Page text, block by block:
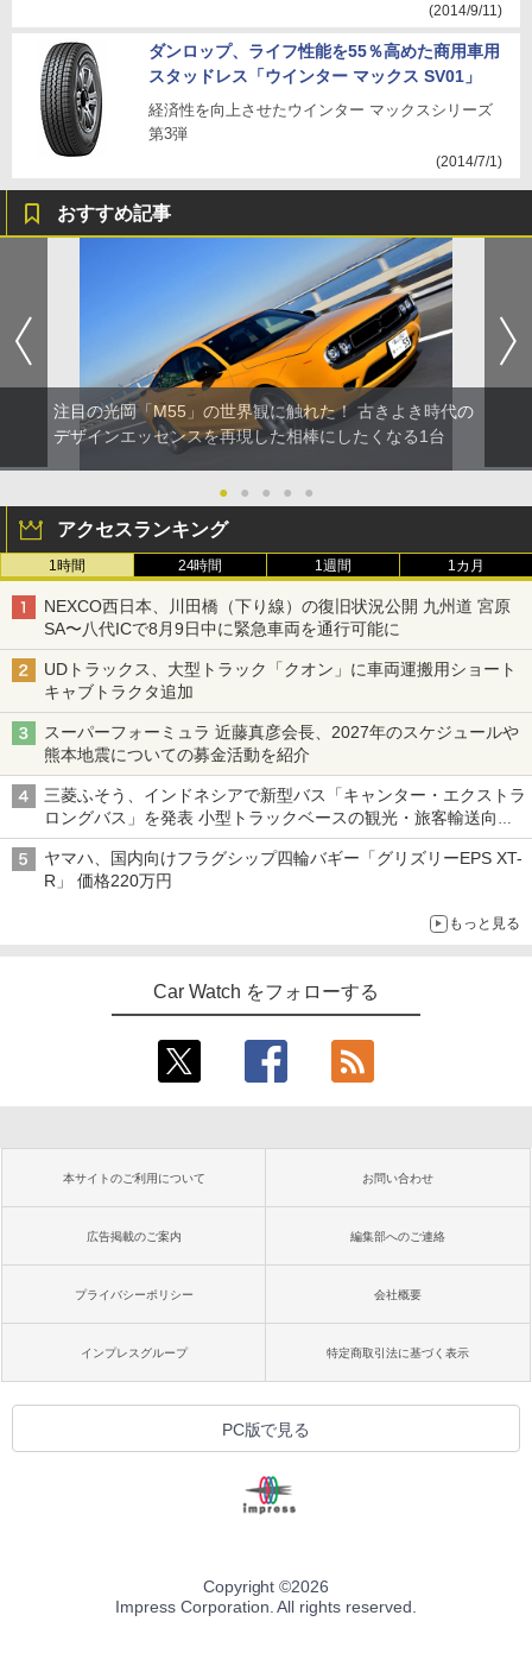
(2014/9/11)
ダンロップ、ライフ性能を55％高めた商用車用
スタッドレス「ウインター マックス SV01」
経済性を向上させたウインター マックスシリーズ
第3弾
(2014/7/1)
おすすめ記事
注目の光岡「M55」の世界観に触れた！ 古きよき時代の
デザインエッセンスを再現した相棒にしたくなる1台
● ● ● ● ●
アクセスランキング
1時間 24時間 1週間 1カ月
NEXCO西日本、川田橋（下り線）の復旧状況公開 九州道 宮原
SA〜八代ICで8月9日中に緊急車両を通行可能に
UDトラックス、大型トラック「クオン」に車両運搬用ショート
キャブトラクタ追加
スーパーフォーミュラ 近藤真彦会長、2027年のスケジュールや
熊本地震についての募金活動を紹介
三菱ふそう、インドネシアで新型バス「キャンター・エクストラ
ロングバス」を発表 小型トラックベースの観光・旅客輸送向け
バス
ヤマハ、国内向けフラグシップ四輪バギー「グリズリーEPS XT-
R」 価格220万円
もっと見る
Car Watch をフォローする
本サイトのご利用について お問い合わせ
広告掲載のご案内 編集部へのご連絡
プライバシーポリシー 会社概要
インプレスグループ 特定商取引法に基づく表示
PC版で見る
Copyright ©2026
Impress Corporation. All rights reserved.